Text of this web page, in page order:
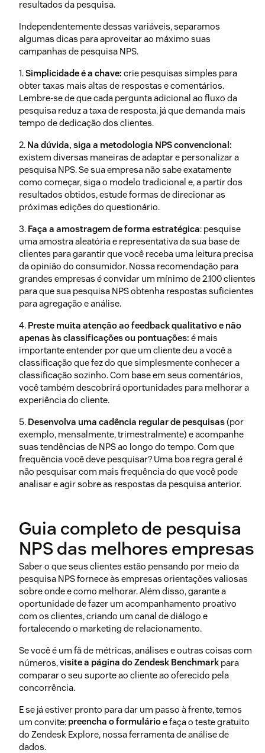
resultados da pesquisa.
Independentemente dessas variáveis, separamos
algumas dicas para aproveitar ao máximo suas
campanhas de pesquisa NPS.
1.Simplicidade é a chave: crie pesquisas simples para
obter taxas mais altas de respostas e comentários.
Lembre-se de que cada pergunta adicional ao fluxo da
pesquisa reduz a taxa de resposta, já que demanda mais
tempo de dedicação dos clientes.
2. Na dúvida, siga a metodologia NPS convencional:
existem diversas maneiras de adaptar e personalizar a
pesquisa NPS. Se sua empresa não sabe exatamente
como começar, siga o modelo tradicional e, a partir dos
resultados obtidos, estude formas de direcionar as
próximas edições do questionário.
3. Faça a amostragem de forma estratégica: pesquise
uma amostra aleatória e representativa da sua base de
clientes para garantir que você receba uma leitura precisa
da opinião do consumidor. Nossa recomendação para
grandes empresas é convidar um mínimo de 2.100 clientes
para que sua pesquisa NPS obtenha respostas suficientes
para agregação e análise.
4. Preste muita atenção ao feedback qualitativo e não
apenas às classificações ou pontuações: é mais
importante entender por que um cliente deu a você a
classificação que fez do que simplesmente conhecer a
classificação sozinho. Com base em seus comentários,
você também descobrirá oportunidades para melhorar a
experiência do cliente.
5. Desenvolva uma cadência regular de pesquisas(por
exemplo, mensalmente, trimestralmente) e acompanhe
suas tendências de NPS ao longo do tempo. Com que
frequência você deve pesquisar? Uma boa regra geral é
não pesquisar com mais frequência do que você pode
analisar e agir sobre as respostas da pesquisa anterior.
Guia completo de pesquisa
NPS das melhores empresas
Saber o que seus clientes estão pensando por meio da
pesquisa NPS fornece às empresas orientações valiosas
sobre onde e como melhorar. Além disso, garante a
oportunidade de fazer um acompanhamento proativo
com os clientes, criando um canal de diálogo e
fortalecendo o marketing de relacionamento.
Se você é um fã de métricas, análises e outras coisas com
números,visite a página do Zendesk Benchmark para
comparar o seu suporte ao cliente ao oferecido pela
concorrência.
E se já estiver pronto para dar um passo à frente, temos
um convite: preencha o formulárioe faça o teste gratuito
do Zendesk Explore, nossa ferramenta de análise de
dados.